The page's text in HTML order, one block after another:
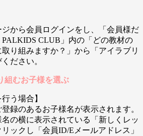
から会員ログインをし、「会員様だ
CLUB」内の「どの教材の
り組みますか？」から「アイラブリ
ださい。
組むお子様を選ぶ
う場合】
録のあるお子様名が表示されます。
の横に表示されている「新しくレッ
ックし「会員ID/Eメールアドレス」